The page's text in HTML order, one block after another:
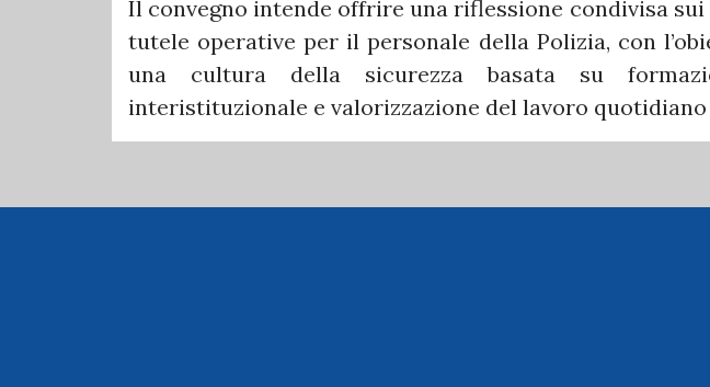
Il convegno intende offrire una riflessione condivisa
tutele operative per il personale della Polizia, con
una cultura della sicurezza basata su
interistituzionale e valorizzazione del lavoro